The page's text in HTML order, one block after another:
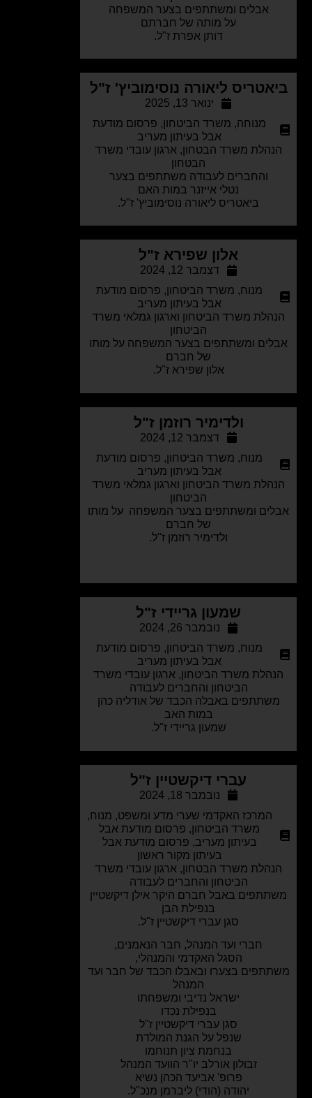
אבלים ומשתתפים בצער המשפחה
על מותה של חברתם
דותן אפרת ז"ל.
ליאורה נוסימוביץ' ז"ל
ינואר 13, 2025
מנוחה
משרד הביטחון ,פרסום מודעת
אבל בעיתון מעריב
משרד הבטחון, ארגון עובדי משרד
והחברים לעבודה משתתפים בצער
נטלי אייזנר במות האם
ביאטריס ליאורה נוסימוביץ' ז"ל.
אלון שפירא ז"ל
דצמבר 12, 2024
מנוח
משרד הביטחון ,פרסום מודעת
אבל בעיתון מעריב
משרד הביטחון וארגון גמלאי משרד
ומשתתפים בצער המשפחה על מותו
של חברם
אלון שפירא ז"ל.
ולדימיר רוזמן ז"ל
דצמבר 12, 2024
מנוח
משרד הביטחון ,פרסום מודעת
אבל בעיתון מעריב
משרד הביטחון וארגון גמלאי משרד
ומשתתפים בצער המשפחה על מותו
של חברם
ולדימיר רוזמן ז"ל.
שמעון גריידי ז"ל
נובמבר 26, 2024
מנוח
משרד הביטחון ,פרסום מודעת
אבל בעיתון מעריב
משרד הביטחון, ארגון עובדי משרד
הביטחון והחברים לעבודה
באבלה הכבד של אודליה כהן
במות האב
שמעון גריידי ז"ל.
עברי דיקשטיין ז"ל
נובמבר 18, 2024
המרכז האקדמי שערי מדע ומשפט ,מנוח,
משרד הביטחון ,פרסום מודעת אבל
בעיתון מעריב, פרסום מודעת אבל
בעיתון מקור ראשון
משרד הבטחון, ארגון עובדי משרד
הביטחון והחברים לעבודה
באבל חברם היקר אילן דיקשטיין
בנפילת הבן
סגן עברי דיקשטיין ז"ל.
חברי ועד המנהל, חבר הנאמנים,
הסגל האקדמי והמנהלי,
בצערו ובאבלו הכבד של חבר ועד
ישראל נדיבי ומשפחתו
בנפילת נכדו
סגן עברי דיקשטיין ז"ל
שנפל על הגנת המולדת
בנחמת ציון תנוחמו
זבולון אורלב יו"ר הוועד המנהל
פרופ' אביעד הכהן נשיא
יהודה (הודי) ליברמן מנכ"ל.